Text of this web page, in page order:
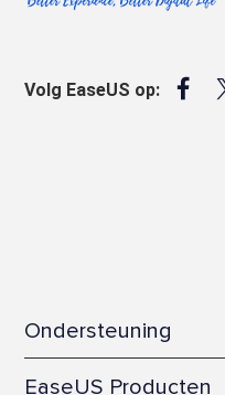
Volg EaseUS op: 
Ondersteuning
Kenniscentrum
EaseUS Producten